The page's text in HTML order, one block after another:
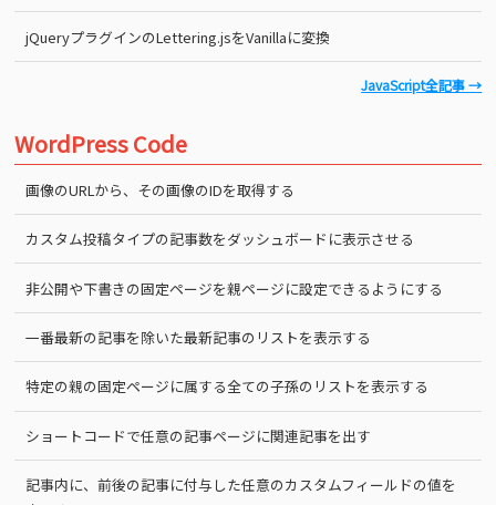
jQueryプラグインのLettering.jsをVanillaに変換
JavaScript全記事 →
WordPress Code
画像のURLから、その画像のIDを取得する
カスタム投稿タイプの記事数をダッシュボードに表示させる
非公開や下書きの固定ページを親ページに設定できるようにする
一番最新の記事を除いた最新記事のリストを表示する
特定の親の固定ページに属する全ての子孫のリストを表示する
ショートコードで任意の記事ページに関連記事を出す
記事内に、前後の記事に付与した任意のカスタムフィールドの値を